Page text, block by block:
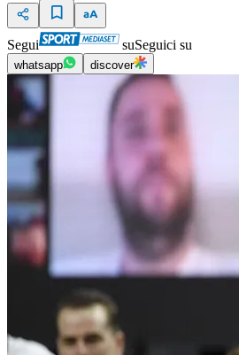
Segui suSeguici su
whatsapp discover